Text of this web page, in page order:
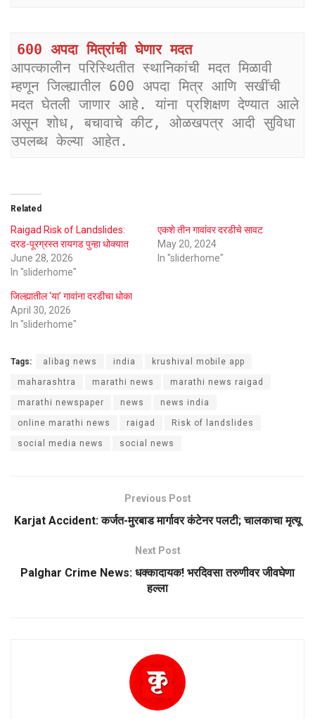
600 अपदा मित्रांची घेणार मदत
आपत्कालीन परिस्थितीत स्थानिकांची मदत मिळावी
म्हणून जिल्ह्यातील 600 अपदा मित्र आणि सखींची
मदत घेतली जाणार आहे. यांना प्रशिक्षण देण्यात आले
असून शोध, बचावाचे कीट, ओळखपत्र आदी सुविधा
उपलब्ध केल्या आहेत.
Related
Raigad Risk of Landslides:
दरड-पूरग्रस्त रायगड पुन्हा धोक्यात
June 28, 2026
In "sliderhome"
एकशे तीन गावांवर दरडीचे सावट
May 20, 2024
In "sliderhome"
जिल्ह्यातील ‘या’ गावांना दरडीचा धोका
April 30, 2026
In "sliderhome"
Tags: alibag news india krushival mobile app
maharashtra marathi news marathi news raigad
marathi newspaper news news india
online marathi news raigad Risk of landslides
social media news social news
Previous Post
Karjat Accident: कर्जत-मुरबाड मार्गावर कंटेनर पलटी; चालकाचा मृत्यू
Next Post
Palghar Crime News: धक्कादायक! भरदिवसा तरुणीवर जीवघेणा
हल्ला